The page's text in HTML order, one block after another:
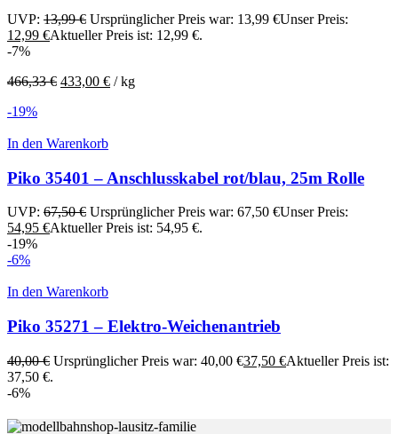
UVP: 13,99€ Ursprünglicher Preis war: 13,99 €Unser Preis:
12,99 €Aktueller Preis ist: 12,99 €.
-7%
466,33€ 433,00 € /kg
-19%
In den Warenkorb
Piko 35401 – Anschlusskabel rot/blau, 25m Rolle
UVP: 67,50€ Ursprünglicher Preis war: 67,50 €Unser Preis:
54,95 €Aktueller Preis ist: 54,95 €.
-19%
-6%
In den Warenkorb
Piko 35271 – Elektro-Weichenantrieb
40,00€ Ursprünglicher Preis war: 40,00 €37,50 €Aktueller Preis ist:
37,50 €.
-6%